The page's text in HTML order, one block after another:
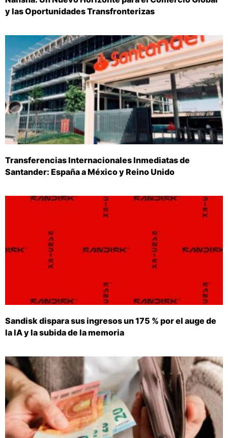
y las Oportunidades Transfronterizas
Transferencias Internacionales Inmediatas de
Santander: España a México y Reino Unido
Sandisk dispara sus ingresos un 175 % por el auge de
la IA y la subida de la memoria